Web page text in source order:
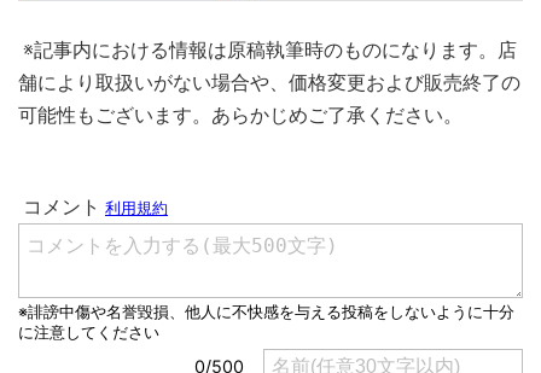
※記事内における情報は原稿執筆時のものになります。店
舗により取扱いがない場合や、価格変更および販売終了の
可能性もございます。あらかじめご了承ください。